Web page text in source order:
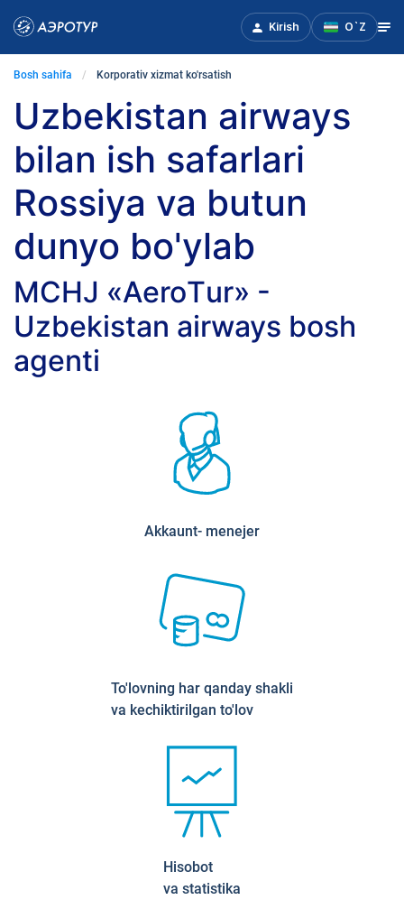
Kirish O`Z
Bosh sahifa Korporativ xizmat ko'rsatish
Uzbekistan airways
bilan ish safarlari
Rossiya va butun
dunyo bo'ylab
MCHJ «АeroТur» -
Uzbekistan airways bosh
agenti
Akkaunt- menejer
To'lovning har qanday shakli
va kechiktirilgan to'lov
Hisobot
va statistika